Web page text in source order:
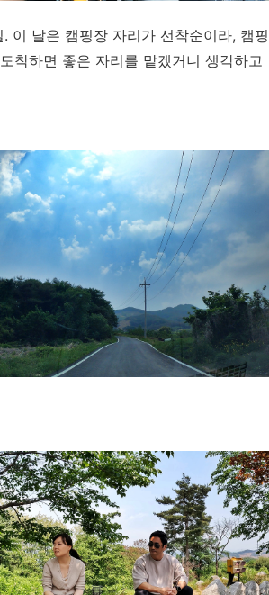
이 날은 캠핑장 자리가 선착순이라, 캠핑
착하면 좋은 자리를 맡겠거니 생각하고